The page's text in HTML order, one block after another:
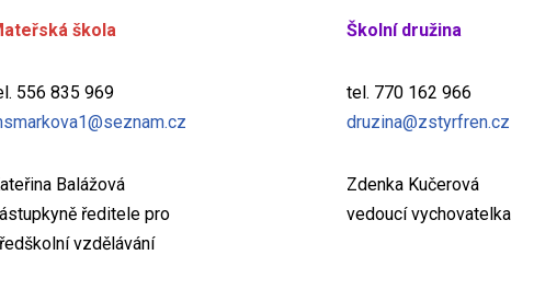
škola
556 835 969
Balážová
ředitele pro
vzdělávání
Školní družina
tel. 770 162 966
druzina@zstyrfren.cz
Zdenka Kučerová
vedoucí vychovatelka